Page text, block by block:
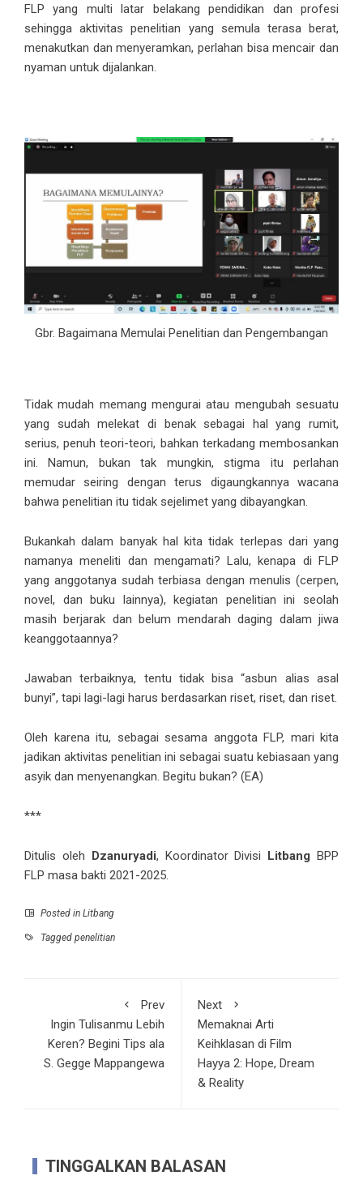
FLP yang multi latar belakang pendidikan dan profesi
sehingga aktivitas penelitian yang semula terasa berat,
menakutkan dan menyeramkan, perlahan bisa mencair dan
nyaman untuk dijalankan.
Gbr. Bagaimana Memulai Penelitian dan Pengembangan
Tidak mudah memang mengurai atau mengubah sesuatu
yang sudah melekat di benak sebagai hal yang rumit,
serius, penuh teori-teori, bahkan terkadang membosankan
ini. Namun, bukan tak mungkin, stigma itu perlahan
memudar seiring dengan terus digaungkannya wacana
bahwa penelitian itu tidak sejelimet yang dibayangkan.
Bukankah dalam banyak hal kita tidak terlepas dari yang
namanya meneliti dan mengamati? Lalu, kenapa di FLP
yang anggotanya sudah terbiasa dengan menulis (cerpen,
novel, dan buku lainnya), kegiatan penelitian ini seolah
masih berjarak dan belum mendarah daging dalam jiwa
keanggotaannya?
Jawaban terbaiknya, tentu tidak bisa “asbun alias asal
bunyi”, tapi lagi-lagi harus berdasarkan riset, riset, dan riset.
Oleh karena itu, sebagai sesama anggota FLP, mari kita
jadikan aktivitas penelitian ini sebagai suatu kebiasaan yang
asyik dan menyenangkan. Begitu bukan? (EA)
***
Ditulis oleh Dzanuryadi, Koordinator Divisi Litbang BPP
FLP masa bakti 2021-2025.
Posted in Litbang
Tagged penelitian
Prev
Ingin Tulisanmu Lebih
Keren? Begini Tips ala
S. Gegge Mappangewa
Next
Memaknai Arti
Keihklasan di Film
Hayya 2: Hope, Dream
& Reality
TINGGALKAN BALASAN